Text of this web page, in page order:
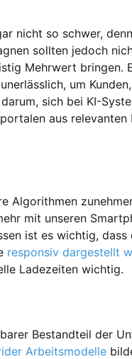
nicht so schwer,
sollten jedoch
Mehrwert bringen.
um
sich bei KI-
aus relevanten
Algorithmen
mit unseren
ist es wichtig,
responsiv dargestellt
Ladezeiten wichtig.
Bestandteil der
Arbeitsmodelle